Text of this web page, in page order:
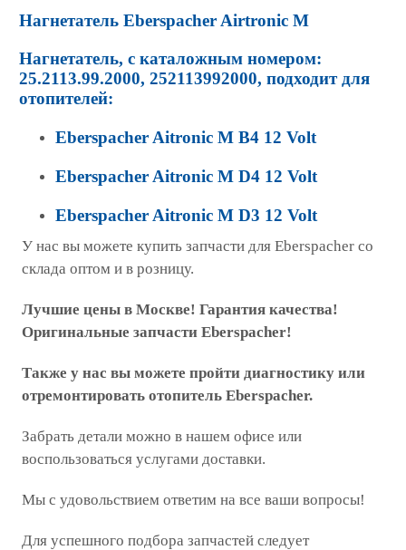
Нагнетатель Eberspacher Airtronic M
Нагнетатель, с каталожным номером:
25.2113.99.2000, 252113992000, подходит для
отопителей:
Eberspacher Aitronic M B4 12 Volt
Eberspacher Aitronic M D4 12 Volt
Eberspacher Aitronic M D3 12 Volt
У нас вы можете купить запчасти для Eberspacher со
склада оптом и в розницу.
Лучшие цены в Москве! Гарантия качества!
Оригинальные запчасти Eberspacher!
Также у нас вы можете пройти диагностику или
отремонтировать отопитель Eberspacher.
Забрать детали можно в нашем офисе или
воспользоваться услугами доставки.
Мы с удовольствием ответим на все ваши вопросы!
Для успешного подбора запчастей следует